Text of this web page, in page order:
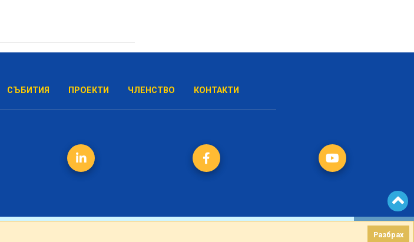
Разбрах
Разбрах
СЪБИТИЯ ПРОЕКТИ ЧЛЕНСТВО КОНТАКТИ